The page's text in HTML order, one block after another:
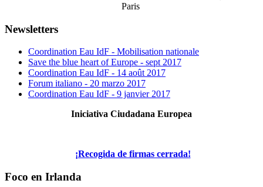
Paris
Newsletters
Coordination Eau IdF - Mobilisation nationale
Save the blue heart of Europe - sept 2017
Coordination Eau IdF - 14 août 2017
Forum italiano - 20 marzo 2017
Coordination Eau IdF - 9 janvier 2017
Iniciativa Ciudadana Europea
¡Recogida de firmas cerrada!
Foco en Irlanda